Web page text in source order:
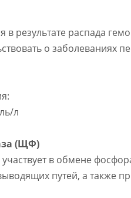
в результате распада
о заболеваниях
л
(ЩФ)
в обмене
путей, а также